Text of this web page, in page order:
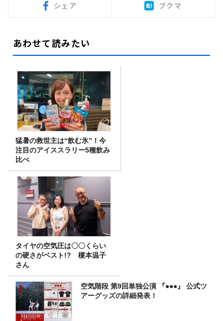
シェア ブクマ
あわせて読みたい
猛暑の救世主は“飲む氷”！今
注目のアイススラリー5種飲み
比べ
タイヤの空気圧は〇〇くらい
の硬さがベスト!? 榎本温子
さん
空気階段 第9回単独公演 『●●●』 公式ツ
アーグッズの詳細発表！